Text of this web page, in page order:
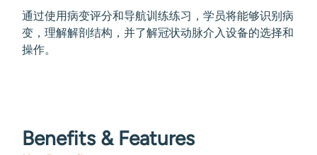
通过使用病变评分和导航训练练习，学员将能够识别病
变，理解解剖结构，并了解冠状动脉介入设备的选择和
操作。
Benefits & Features